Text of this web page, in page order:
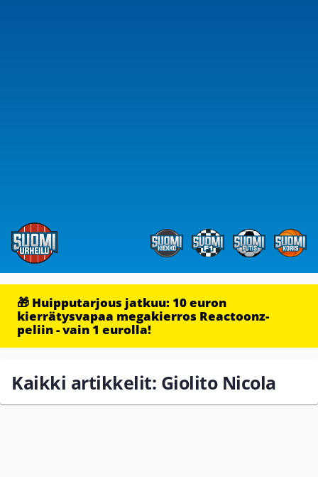
🎁 Huipputarjous jatkuu: 10 euron
kierrätysvapaa megakierros Reactoonz-
peliin - vain 1 eurolla!
Kaikki artikkelit: Giolito Nicola